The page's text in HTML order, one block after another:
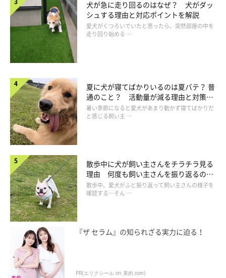
除雪後は、雪が玉のように固まって毛に付着するのを防ぐため、
４本の足をカバーするドッグガードを着用させつつ、散歩にも出
ることができるようになりました。
「洋服も嫌がらないよう慣らしていたのですが、そういうしつけ
も役立つことを実感しましたね」
雪でおおわれた自宅。勝手口の軒下のスペースから除雪を開始
犬が急に走り回るのはなぜ？ 犬がダッ
シュする理由と対応ポイントを解説
愛犬がくつろいでいたと思ったら、突然部屋の中を
走り回り始める …
夏に犬が寝てばかりいるのは夏バテ？ 普
通のこと？ 活動量が減る理由と対策と
は
暑い季節になると愛犬があまり動かず寝てばかりだ
と感じる飼い主 …
散歩中に犬が飼い主さんをチラチラ見る
理由 何度も飼い主さんを振り返るのは
なぜ？
散歩中、愛犬がふと振り返って飼い主さんの様子を
確認する…そん …
『ザ セラム』の知られざる実力に迫る！
PR(エリクシール on 美的.com)